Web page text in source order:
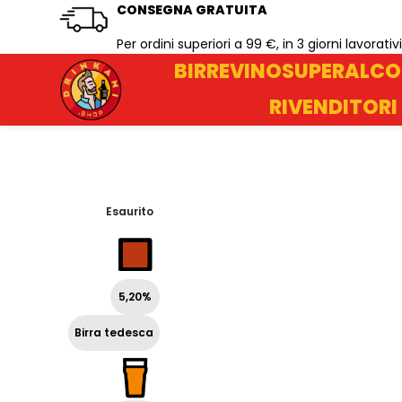
CONSEGNA GRATUITA
Per ordini superiori a 99 €, in 3 giorni lavorativi
BIRREVINO
RIVENDITORI
Esaurito
5,20%
Birra tedesca